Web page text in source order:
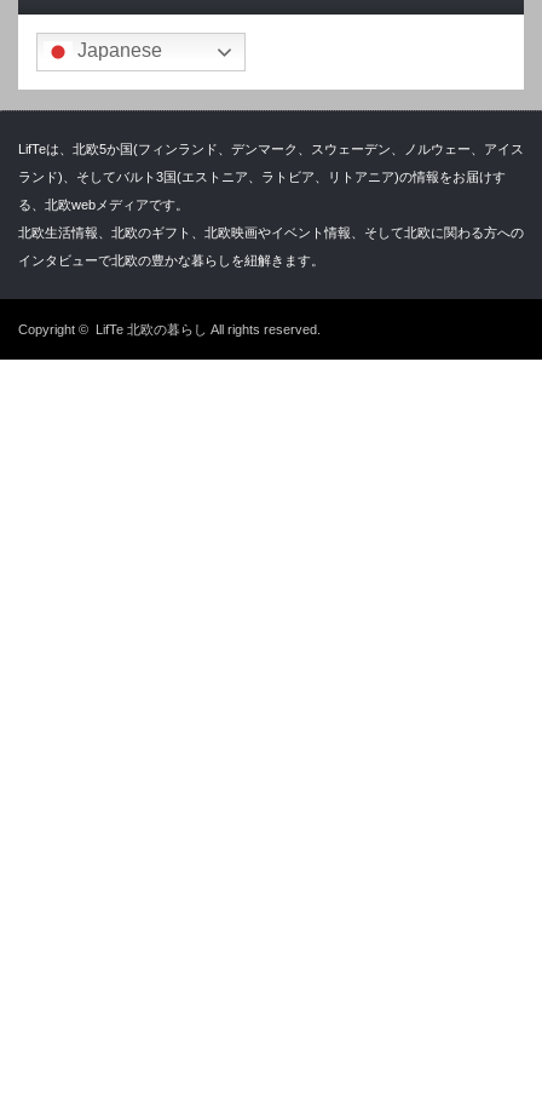
Japanese
LifTeは、北欧5か国(フィンランド、デンマーク、スウェーデン、ノルウェー、アイス
ランド)、そしてバルト3国(エストニア、ラトビア、リトアニア)の情報をお届けす
る、北欧webメディアです。
北欧生活情報、北欧のギフト、北欧映画やイベント情報、そして北欧に関わる方への
インタビューで北欧の豊かな暮らしを紐解きます。
Copyright © LifTe 北欧の暮らし All rights reserved.